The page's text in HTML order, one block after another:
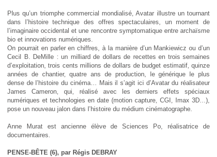
Plus qu’un triomphe commercial mondialisé, Avatar illustre un tournant
dans l’histoire technique des offres spectaculaires, un moment de
l’imaginaire occidental et une rencontre symptomatique entre archaïsme
bio et innovations numériques.
On pourrait en parler en chiffres, à la manière d’un Mankiewicz ou d’un
Cecil B. DeMille : un milliard de dollars de recettes en trois semaines
d’exploitation, trois cents millions de dollars de budget estimatif, quinze
années de chantier, quatre ans de production, le générique le plus
dense de l’histoire du cinéma… Mais il s’agit ici d’Avatar du réalisateur
James Cameron, qui, réalisé avec les derniers effets spéciaux
numériques et technologies en date (motion capture, CGI, Imax 3D…),
pose un nouveau jalon dans l’histoire du médium cinématographe.
Anne Murat est ancienne élève de Sciences Po, réalisatrice de
documentaires.
PENSE-BÊTE (6), par Régis DEBRAY